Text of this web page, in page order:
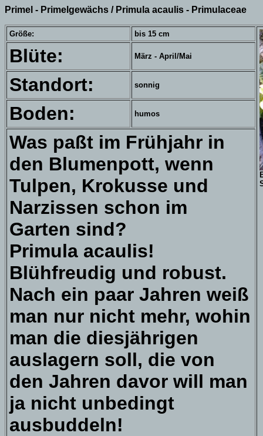
Primel - Primelgewächs / Primula acaulis - Primulaceae
Größe: bis 15 cm
Blüte: März - April/Mai
Standort: sonnig
Boden: humos
Was paßt im Frühjahr in
den Blumenpott, wenn
Tulpen, Krokusse und
Narzissen schon im
Garten sind?
Primula acaulis!
Blühfreudig und robust.
Nach ein paar Jahren weiß
man nur nicht mehr, wohin
man die diesjährigen
auslagern soll, die von
den Jahren davor will man
ja nicht unbedingt
ausbuddeln!